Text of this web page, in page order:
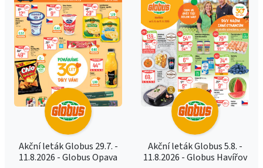
Akční leták Globus 29.7. -
11.8.2026 - Globus Opava
Akční leták Globus 5.8. -
11.8.2026 - Globus Havířov